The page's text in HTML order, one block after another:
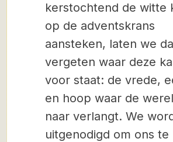
kerstochtend de witte
op de adventskrans
aansteken, laten we
vergeten waar deze
voor staat: de vrede,
en hoop waar de
naar verlangt. We
uitgenodigd om ons te